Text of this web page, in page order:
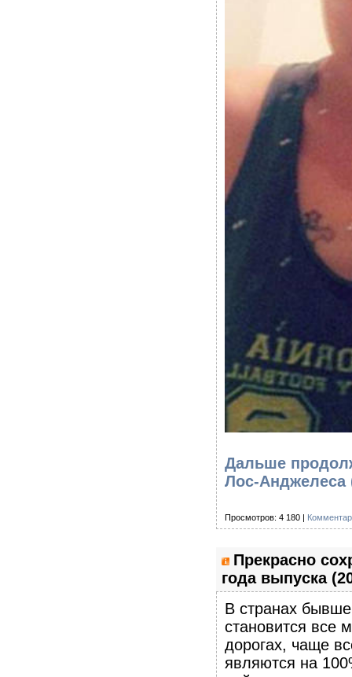
Дальше
Лос-
Просмотров: 4 180 |
Прекрасно
года выпуска
В странах
становится все
дорогах, чаще
являются на